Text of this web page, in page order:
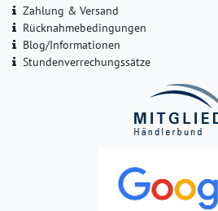
Zahlung & Versand
Rücknahmebedingungen
Blog/Informationen
Stundenverrechungssätze